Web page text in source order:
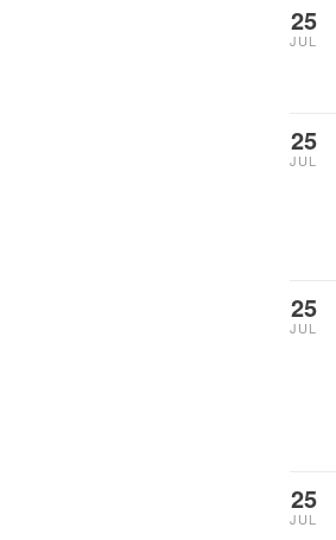
25
JUL
25
JUL
25
JUL
25
JUL